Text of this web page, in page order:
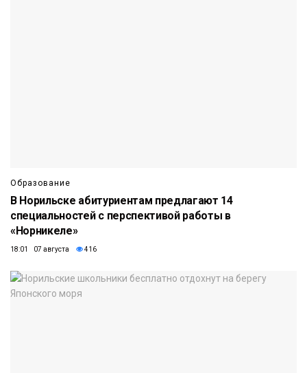
Образование
В Норильске абитуриентам предлагают 14
специальностей с перспективой работы в
«Норникеле»
18:01 07 августа 416